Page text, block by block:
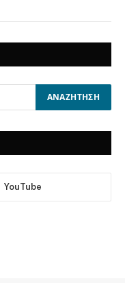
YouTube